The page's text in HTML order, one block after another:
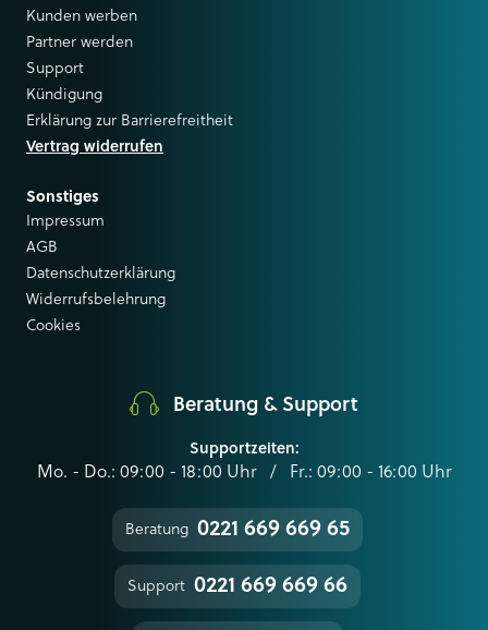
Kunden werben
Partner werden
Support
Kündigung
Erklärung zur Barrierefreitheit
Vertrag widerrufen
Sonstiges
Impressum
AGB
Datenschutzerklärung
Widerrufsbelehrung
Cookies
Beratung & Support
Supportzeiten:
Mo. - Do.: 09:00 - 18:00 Uhr / Fr.: 09:00 - 16:00 Uhr
Beratung 0221 669 669 65
Support 0221 669 669 66